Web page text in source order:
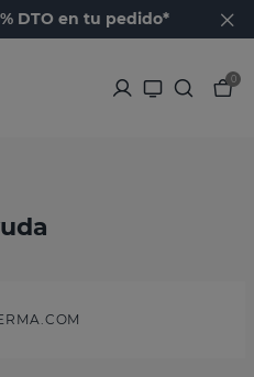
DTO en tu pedido*
0